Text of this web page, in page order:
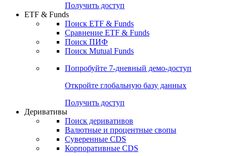
Получить доступ
ETF & Funds
Поиск ETF & Funds
Сравнение ETF & Funds
Поиск ПИФ
Поиск Mutual Funds
Попробуйте 7-дневный демо-доступ
Откройте глобальную базу данных
Получить доступ
Деривативы
Поиск деривативов
Валютные и процентные свопы
Суверенные CDS
Корпоративные CDS